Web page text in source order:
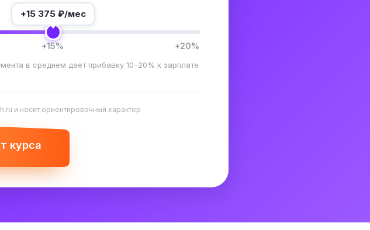
+15 375 ₽/мес
+15% +20%
в среднем даёт прибавку 10–20% к зарплате
и носит ориентировочный характер
курса